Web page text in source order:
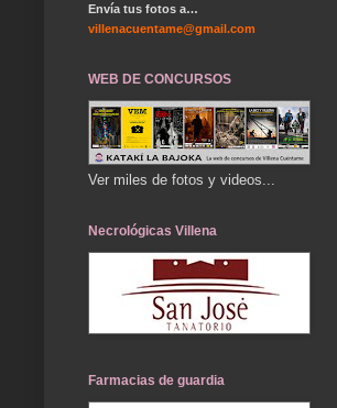
Envía tus fotos a…
villenacuentame@gmail.com
WEB DE CONCURSOS
Ver miles de fotos y videos...
Necrológicas Villena
Farmacias de guardia